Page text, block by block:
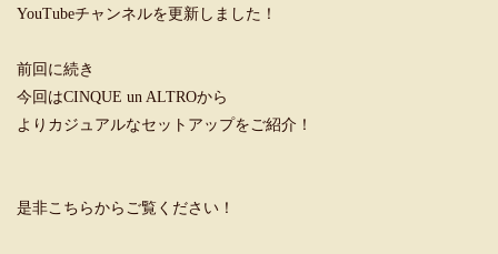
YouTubeチャンネルを更新しました！
前回に続き
今回はCINQUE un ALTROから
よりカジュアルなセットアップをご紹介！
是非こちらからご覧ください！